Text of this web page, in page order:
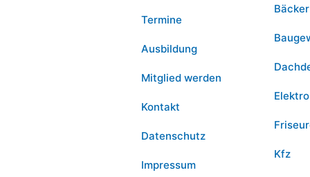
Termine
Ausbildung
Mitglied werden
Kontakt
Datenschutz
Impressum
Bäcker
Elektro
Kfz